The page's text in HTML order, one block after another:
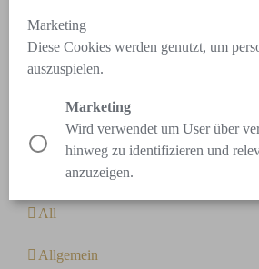
Search
Categories
All
Allgemein
Marketing
Diese Cookies werden genutzt, um
auszuspielen.
Marketing
Wird verwendet um User über
hinweg zu identifizieren und
anzuzeigen.